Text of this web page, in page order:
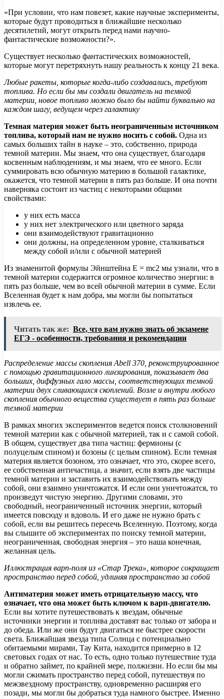
«При условии, что нам повезет, какие научные эксперименты,
которые будут проводиться в ближайшие несколько
десятилетий, могут открыть перед нами научно-
фантастические возможности?».
Существует несколько фантастических возможностей,
которые могут перетряхнуть нашу реальность к концу 21 века.
Любые ракеты, которые когда-либо создавались, требуют
топлива. Но если бы мы создали двигатель на темной
материи, новое топливо можно было бы найти буквально на
каждом шагу, ведущем через галактику
Темная материя может быть неограниченным источником
топлива, который нам не нужно носить с собой. Одна из
самых больших тайн в науке – это, собственно, природа
темной материи. Мы знаем, что она существует, благодаря
косвенным наблюдениям, и мы знаем, что ее много. Если
суммировать всю обычную материю в большой галактике,
окажется, что темной материи в пять раз больше. И она почти
наверняка состоит из частиц с некоторыми общими
свойствами:
у них есть масса
у них нет электрического или цветного заряда
они взаимодействуют гравитационно
они должны, на определенном уровне, сталкиваться
между собой и/или с обычной материей
Из знаменитой формулы Эйнштейна E = mc2 мы узнали, что в
темной материи содержится огромное количество энергии: в
пять раз больше, чем во всей обычной материи в сумме. Если
Вселенная будет к нам добра, мы могли бы попытаться
извлечь ее.
Читать так же: Все, что вам нужно знать об экзамене
ЕГЭ - особенности, требования и рекомендации
Распределение массы скопления Abell 370, реконструированное
с помощью гравитационного линзирования, показывает два
больших, диффузных гало массы, соответствующих темной
материи двух сливающихся скоплений. Возле и внутри любого
скопления обычного вещества существует в пять раз больше
темной материи
В рамках многих экспериментов ведется поиск столкновений
темной материи как с обычной материей, так и с самой собой.
В общем, существует два типа частиц: фермионы (с
полуцелым спином) и бозоны (с целым спином). Если темная
материя является бозоном, это означает, что это, скорее всего,
ее собственная античастица, а значит, если взять две частицы
темной материи и заставить их взаимодействовать между
собой, они взаимно уничтожатся. И если они уничтожатся, то
произведут чистую энергию. Другими словами, это
свободный, неограниченный источник энергии, который
имеется повсюду и вдоволь. И его даже не нужно брать с
собой, если вы решитесь пересечь Вселенную. Поэтому, когда
вы слышите об экспериментах по поиску темной материи,
неограниченная, свободная энергия – это наша конечная,
желанная цель.
Иллюстрация варп-поля из «Стар Трека», которое сокращает
пространство перед собой, удлиняя пространство за собой
Антиматерия может иметь отрицательную массу, что
означает, что она может быть ключом к варп-двигателю.
Если вы хотите путешествовать к звездам, обычные
источники энергии и топлива доставят вас только от забора и
до обеда. Или же они будут двигаться не быстрее скорости
света. Ближайшая звезда типа Солнца с потенциально
обитаемыми мирами, Тау Кита, находится примерно в 12
световых годах от нас. То есть, одно только путешествие туда
и обратно займет, по крайней мере, полжизни. Но если бы мы
могли сжимать пространство перед собой, путешествуя по
межзвездному пространству, одновременно расширяя его
позади, мы могли бы добраться туда намного быстрее. Именно